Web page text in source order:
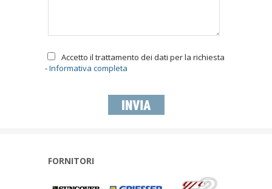
Accetto il trattamento dei dati per la richiesta
-Informativa completa
FORNITORI